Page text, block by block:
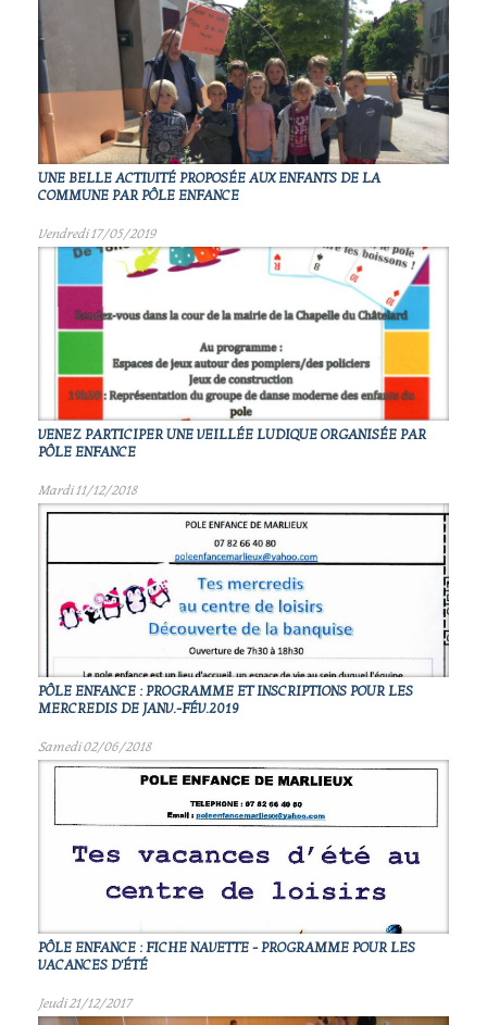
UNE BELLE ACTIVITÉ PROPOSÉE AUX ENFANTS DE LA
COMMUNE PAR PÔLE ENFANCE
Vendredi 17/05/2019
VENEZ PARTICIPER UNE VEILLÉE LUDIQUE ORGANISÉE PAR
PÔLE ENFANCE
Mardi 11/12/2018
PÔLE ENFANCE : PROGRAMME ET INSCRIPTIONS POUR LES
MERCREDIS DE JANV.-FÉV.2019
Samedi 02/06/2018
PÔLE ENFANCE : FICHE NAVETTE - PROGRAMME POUR LES
VACANCES D'ÉTÉ
Jeudi 21/12/2017